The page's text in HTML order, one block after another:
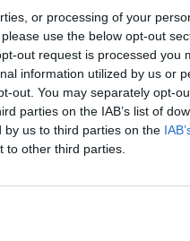
or processing of your
use the below opt-out
out request is processed you
information utilized by us or
out. You may separately opt-
parties on the IAB’s list of
by us to third parties on the
to other third parties.